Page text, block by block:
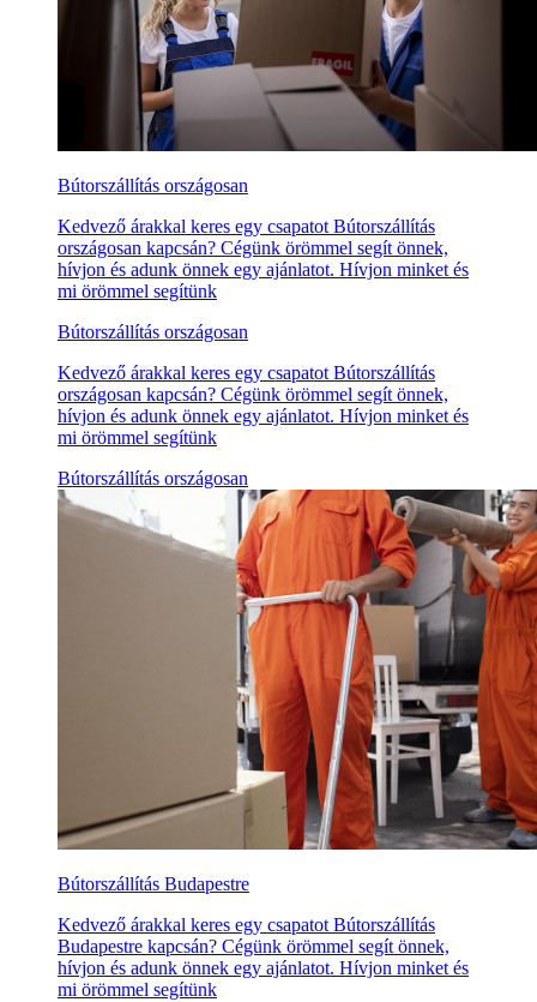
Bútorszállítás országosan
Kedvező árakkal keres egy csapatot Bútorszállítás
országosan kapcsán? Cégünk örömmel segít önnek,
hívjon és adunk önnek egy ajánlatot. Hívjon minket és
mi örömmel segítünk
Bútorszállítás országosan
Kedvező árakkal keres egy csapatot Bútorszállítás
országosan kapcsán? Cégünk örömmel segít önnek,
hívjon és adunk önnek egy ajánlatot. Hívjon minket és
mi örömmel segítünk
Bútorszállítás országosan
Bútorszállítás Budapestre
Kedvező árakkal keres egy csapatot Bútorszállítás
Budapestre kapcsán? Cégünk örömmel segít önnek,
hívjon és adunk önnek egy ajánlatot. Hívjon minket és
mi örömmel segítünk